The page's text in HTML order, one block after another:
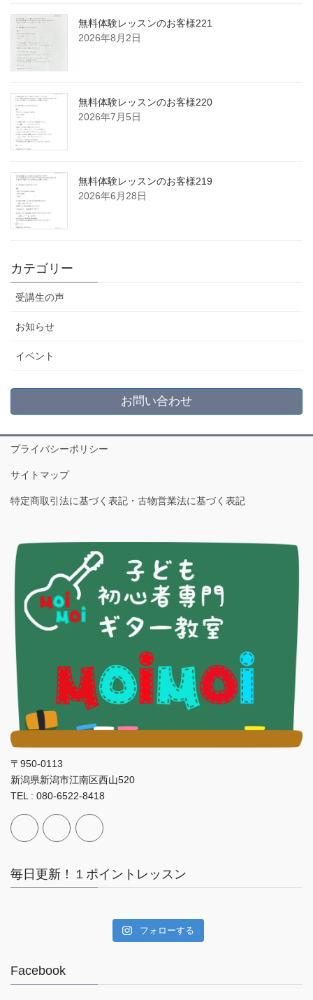
無料体験レッスンのお客様221
2026年8月2日
無料体験レッスンのお客様220
2026年7月5日
無料体験レッスンのお客様219
2026年6月28日
カテゴリー
受講生の声
お知らせ
イベント
お問い合わせ
プライバシーポリシー
サイトマップ
特定商取引法に基づく表記・古物営業法に基づく表記
〒950-0113
新潟県新潟市江南区西山520
TEL : 080-6522-8418
毎日更新！１ポイントレッスン
フォローする
Facebook